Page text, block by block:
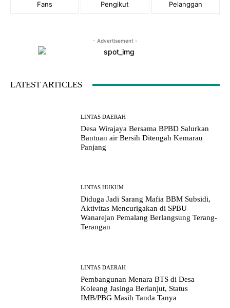
Fans Pengikut Pelanggan
- Advertisement -
LATEST ARTICLES
LINTAS DAERAH
Desa Wirajaya Bersama BPBD Salurkan
Bantuan air Bersih Ditengah Kemarau
Panjang
LINTAS HUKUM
Diduga Jadi Sarang Mafia BBM Subsidi,
Aktivitas Mencurigakan di SPBU
Wanarejan Pemalang Berlangsung Terang-
Terangan
LINTAS DAERAH
Pembangunan Menara BTS di Desa
Koleang Jasinga Berlanjut, Status
IMB/PBG Masih Tanda Tanya